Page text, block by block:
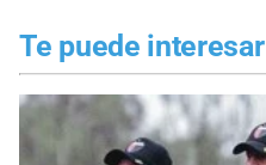
Te puede interesar